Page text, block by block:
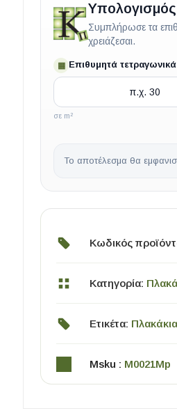
Συμπλήρωσε τα
χρειάζεσαι.
▦ Επιθυμητά τετραγωνικά
σε m²
Το αποτέλεσμα θα
Κωδικός
Κατηγορία:
Ετικέτα:
Msku : M0021Mp